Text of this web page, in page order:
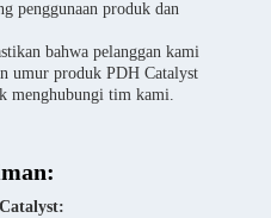
penggunaan produk dan
bahwa pelanggan kami
umur produk PDH Catalyst
menghubungi tim kami.